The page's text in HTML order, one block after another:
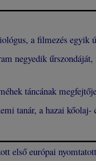
a filmezés egyik
negyedik
táncának
tanár, a hazai
első európai